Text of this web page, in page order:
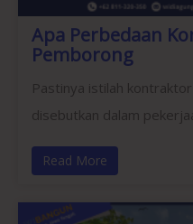
Apa Perbedaan
Pemborong
Pastinya istilah
disebutkan dalam
Read More